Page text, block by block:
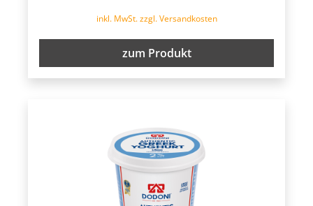
inkl. MwSt. zzgl. Versandkosten
zum Produkt